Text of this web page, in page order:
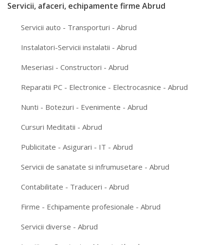
Servicii, afaceri, echipamente firme Abrud
Servicii auto - Transporturi - Abrud
Instalatori-Servicii instalatii - Abrud
Meseriasi - Constructori - Abrud
Reparatii PC - Electronice - Electrocasnice - Abrud
Nunti - Botezuri - Evenimente - Abrud
Cursuri Meditatii - Abrud
Publicitate - Asigurari - IT - Abrud
Servicii de sanatate si infrumusetare - Abrud
Contabilitate - Traduceri - Abrud
Firme - Echipamente profesionale - Abrud
Servicii diverse - Abrud